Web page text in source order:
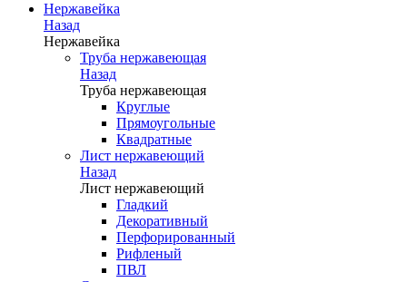
Нержавейка
Назад
Нержавейка
Труба нержавеющая
Назад
Труба нержавеющая
Круглые
Прямоугольные
Квадратные
Лист нержавеющий
Назад
Лист нержавеющий
Гладкий
Декоративный
Перфорированный
Рифленый
ПВЛ